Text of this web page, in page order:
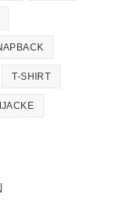
T-SHIRT